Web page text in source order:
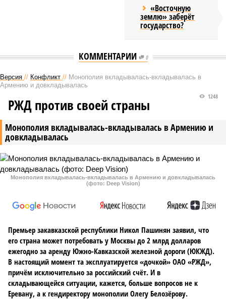
«Восточную
землю» заберёт
государство?
КОММЕНТАРИИ 0
Версия // Конфликт // Монополия вкладывалась-вкладывалась в
Армению и довкладывалась
Монополия вкладывалась-вкладывалась в Армению и
довкладывалась
1248
РЖД против своей страны
Монополия вкладывалась-вкладывалась в Армению и довкладывалась
(фото: Deep Vision)
Премьер закавказской республики Никол Пашинян заявил, что
его страна может потребовать у Москвы до 2 млрд долларов
ежегодно за аренду Южно-Кавказской железной дороги (ЮКЖД).
В настоящий момент та эксплуатируется «дочкой» ОАО «РЖД»,
причём исключительно за российский счёт. И в
складывающейся ситуации, кажется, больше вопросов не к
Еревану, а к гендиректору монополии Олегу Белозёрову.